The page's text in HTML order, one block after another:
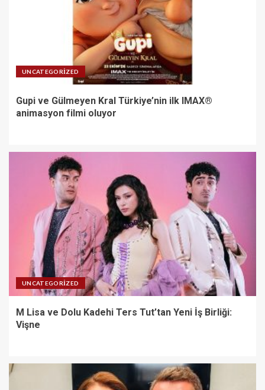
UNCATEGORIZED
Gupi ve Gülmeyen Kral Türkiye’nin ilk IMAX®
animasyon filmi oluyor
UNCATEGORIZED
M Lisa ve Dolu Kadehi Ters Tut’tan Yeni İş Birliği:
Vişne